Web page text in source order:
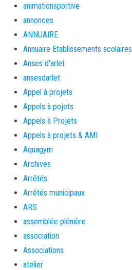
animationsportive
annonces
ANNUAIRE
Annuaire Etablissements scolaires
Anses d'arlet
ansesdarlet
Appel à projets
Appels à pojets
Appels à Projets
Appels à projets & AMI
Aquagym
Archives
Arrêtés
Arrêtés municipaux
ARS
assemblée plénière
association
Associations
atelier